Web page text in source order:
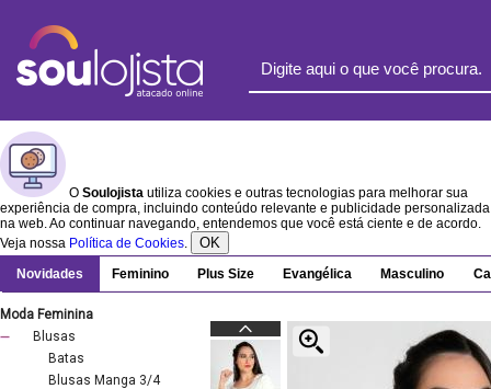
O Soulojista utiliza cookies e outras tecnologias para melhorar sua
experiência de compra, incluindo conteúdo relevante e publicidade personalizada
na web. Ao continuar navegando, entendemos que você está ciente e de acordo.
Veja nossa Política de Cookies. OK
Novidades Feminino Plus Size Evangélica Masculino
Moda Feminina
Blusas
Batas
Blusas Manga 3/4